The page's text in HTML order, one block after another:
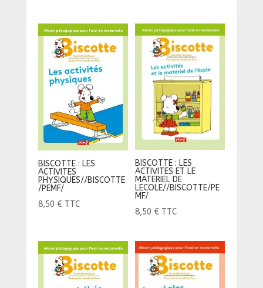
BISCOTTE : LES
ACTIVITES
PHYSIQUES//BISCOTTE
/PEMF/
8,50 € TTC
BISCOTTE : LES
ACTIVITES ET LE
MATERIEL DE
LECOLE//BISCOTTE/PE
MF/
8,50 € TTC